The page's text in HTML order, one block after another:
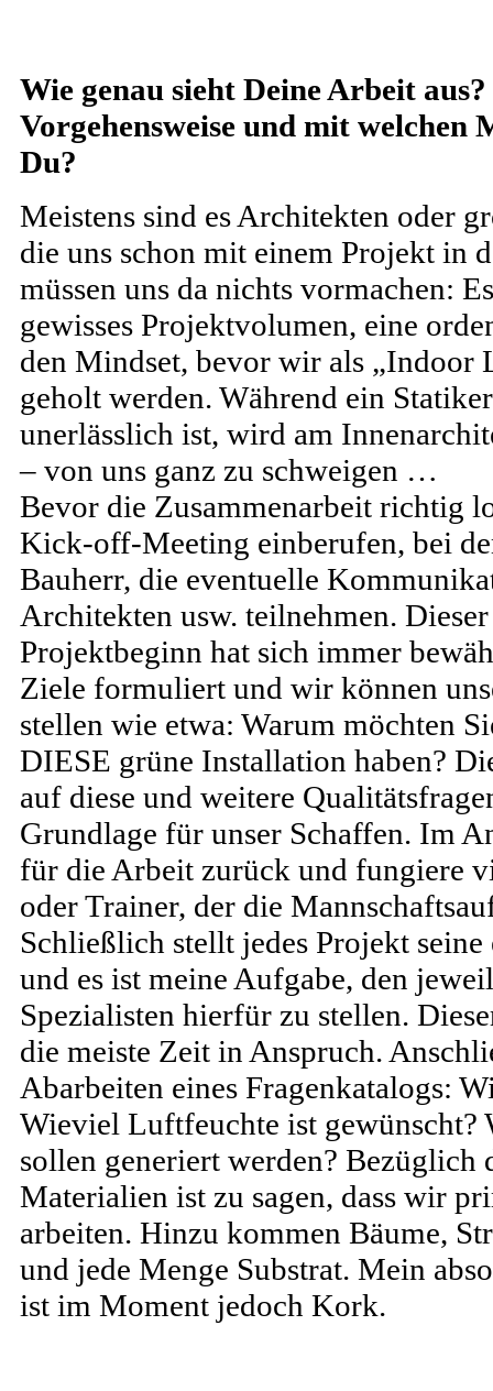
Wie genau sieht Deine Arbeit
Vorgehensweise und mit welchen
Du?
Meistens sind es Architekten oder
die uns schon mit einem Projekt in
müssen uns da nichts vormachen:
gewisses Projektvolumen, eine
den Mindset, bevor wir als „Indoor
geholt werden. Während ein
unerlässlich ist, wird am
– von uns ganz zu schweigen …
Bevor die Zusammenarbeit richtig
Kick-off-Meeting einberufen, bei
Bauherr, die eventuelle
Architekten usw. teilnehmen.
Projektbeginn hat sich immer
Ziele formuliert und wir können
stellen wie etwa: Warum möchten
DIESE grüne Installation haben?
auf diese und weitere
Grundlage für unser Schaffen. Im
für die Arbeit zurück und fungiere
oder Trainer, der die
Schließlich stellt jedes Projekt
und es ist meine Aufgabe, den
Spezialisten hierfür zu stellen.
die meiste Zeit in Anspruch.
Abarbeiten eines Fragenkatalogs:
Wieviel Luftfeuchte ist gewünscht?
sollen generiert werden? Bezüglich
Materialien ist zu sagen, dass wir
arbeiten. Hinzu kommen Bäume,
und jede Menge Substrat. Mein
ist im Moment jedoch Kork.